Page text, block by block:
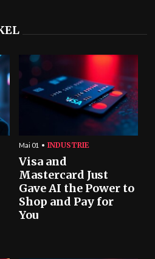
Mai 01 INDUSTRIE
Visa and
Mastercard Just
Gave AI the Power to
Shop and Pay for
You